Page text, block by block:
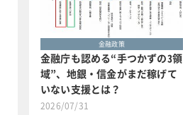
金融政策
金融庁も認める“手つかずの3領
域”、地銀・信金がまだ稼げて
いない支援とは？
2026/07/31